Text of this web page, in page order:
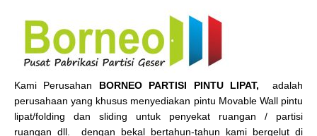
Kami Perusahan BORNEO PARTISI PINTU LIPAT, adalah
perusahaan yang khusus menyediakan pintu Movable Wall pintu
lipat/folding dan sliding untuk penyekat ruangan / partisi
ruangan dll. dengan bekal bertahun-tahun kami bergelut di